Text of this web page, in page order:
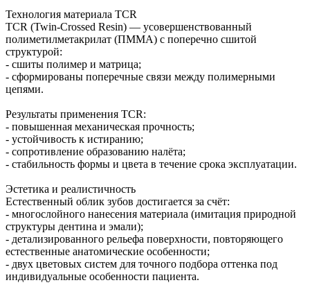
Технология материала TCR
TCR (Twin‑Crossed Resin) — усовершенствованный
полиметилметакрилат (ПММА) с поперечно сшитой
структурой:
- сшиты полимер и матрица;
- сформированы поперечные связи между полимерными
цепями.
Результаты применения TCR:
- повышенная механическая прочность;
- устойчивость к истиранию;
- сопротивление образованию налёта;
- стабильность формы и цвета в течение срока эксплуатации.
Эстетика и реалистичность
Естественный облик зубов достигается за счёт:
- многослойного нанесения материала (имитация природной
структуры дентина и эмали);
- детализированного рельефа поверхности, повторяющего
естественные анатомические особенности;
- двух цветовых систем для точного подбора оттенка под
индивидуальные особенности пациента.